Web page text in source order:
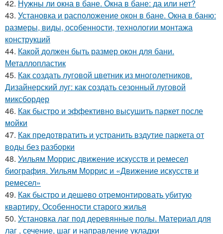
42. Нужны ли окна в бане. Окна в бане: да или нет?
43. Установка и расположение окон в бане. Окна в баню:
размеры, виды, особенности, технологии монтажа
конструкций
44. Какой должен быть размер окон для бани.
Металлопластик
45. Как создать луговой цветник из многолетников.
Дизайнерский луг: как создать сезонный луговой
миксбордер
46. Как быстро и эффективно высушить паркет после
мойки
47. Как предотвратить и устранить вздутие паркета от
воды без разборки
48. Уильям Моррис движение искусств и ремесел
биография. Уильям Моррис и «Движение искусств и
ремесел»
49. Как быстро и дешево отремонтировать убитую
квартиру. Особенности старого жилья
50. Установка лаг под деревянные полы. Материал для
лаг , сечение, шаг и направление укладки